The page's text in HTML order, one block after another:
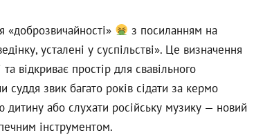
«доброзвичайності»
з посиланням на
усталені у суспільстві». Це визначення
відкриває простір для свавільного
звик багато років сідати за кермо
дитину або слухати pociйську музику — новий
інструментом.